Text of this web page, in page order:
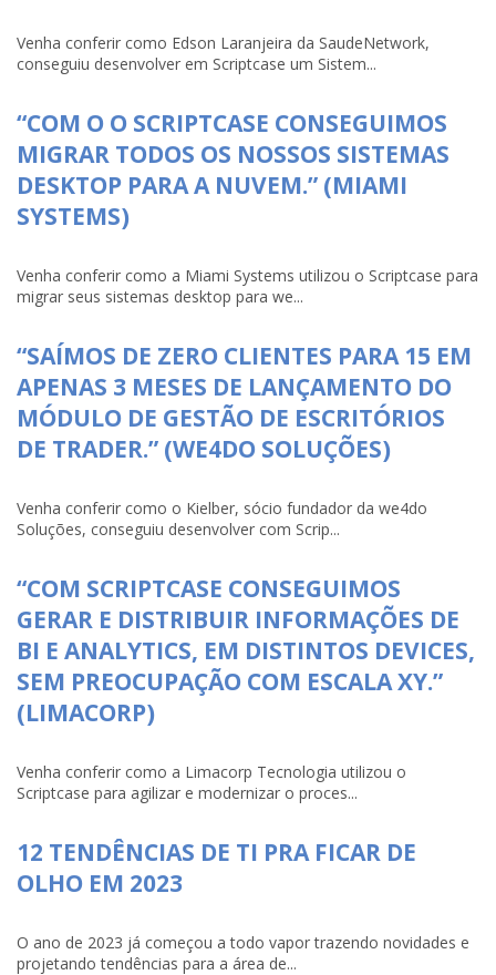
Venha conferir como Edson Laranjeira da SaudeNetwork,
conseguiu desenvolver em Scriptcase um Sistem...
“COM O O SCRIPTCASE CONSEGUIMOS
MIGRAR TODOS OS NOSSOS SISTEMAS
DESKTOP PARA A NUVEM.” (MIAMI
SYSTEMS)
Venha conferir como a Miami Systems utilizou o Scriptcase para
migrar seus sistemas desktop para we...
“SAÍMOS DE ZERO CLIENTES PARA 15 EM
APENAS 3 MESES DE LANÇAMENTO DO
MÓDULO DE GESTÃO DE ESCRITÓRIOS
DE TRADER.” (WE4DO SOLUÇÕES)
Venha conferir como o Kielber, sócio fundador da we4do
Soluções, conseguiu desenvolver com Scrip...
“COM SCRIPTCASE CONSEGUIMOS
GERAR E DISTRIBUIR INFORMAÇÕES DE
BI E ANALYTICS, EM DISTINTOS DEVICES,
SEM PREOCUPAÇÃO COM ESCALA XY.”
(LIMACORP)
Venha conferir como a Limacorp Tecnologia utilizou o
Scriptcase para agilizar e modernizar o proces...
12 TENDÊNCIAS DE TI PRA FICAR DE
OLHO EM 2023
O ano de 2023 já começou a todo vapor trazendo novidades e
projetando tendências para a área de...